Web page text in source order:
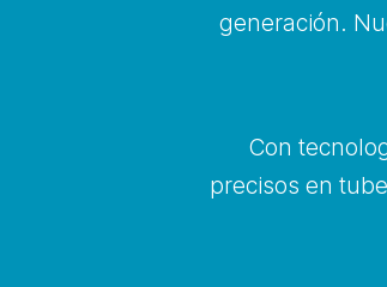
generación.
Con
precisos en